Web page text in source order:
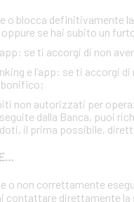
o blocca definitivamente
se hai subito un
se ti accorgi di non
e l’app: se ti accorgi
bonifico;
non autorizzati per
dalla Banca, puoi
il prima possibile,
o non correttamente
direttamente